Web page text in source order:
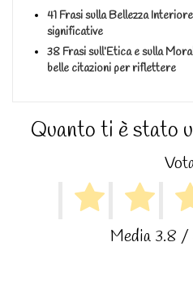
41 Frasi sulla Bellezza
significative
38 Frasi sull’Etica e sulla
belle citazioni per riflettere
Quanto ti è stato
Media 3.8 /